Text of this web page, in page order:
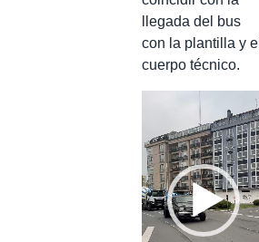
llegada del bus
con la plantilla y el
cuerpo técnico.
vídeo